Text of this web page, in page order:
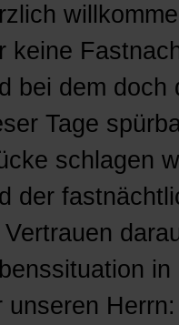
keine
bei dem doch
Tage
schlagen
der
Vertrauen
unseren Herrn: